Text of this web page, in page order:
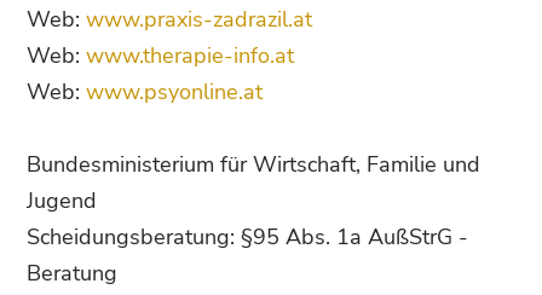
Web:www.praxis-zadrazil.at
Web:www.therapie-info.at
Web:www.psyonline.at
Bundesministerium für Wirtschaft, Familie und
Jugend
Scheidungsberatung: §95 Abs. 1a AußStrG -
Beratung